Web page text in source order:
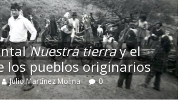
Nuestra tierray el
los pueblos originarios
Julio Martínez Molina 0